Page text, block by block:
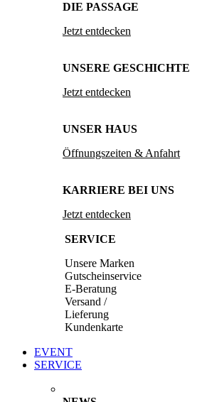
DIE PASSAGE
Jetzt entdecken
UNSERE GESCHICHTE
Jetzt entdecken
UNSER HAUS
Öffnungszeiten & Anfahrt
KARRIERE BEI UNS
Jetzt entdecken
SERVICE
Unsere Marken
Gutscheinservice
E-Beratung
Versand /
Lieferung
Kundenkarte
EVENT
SERVICE